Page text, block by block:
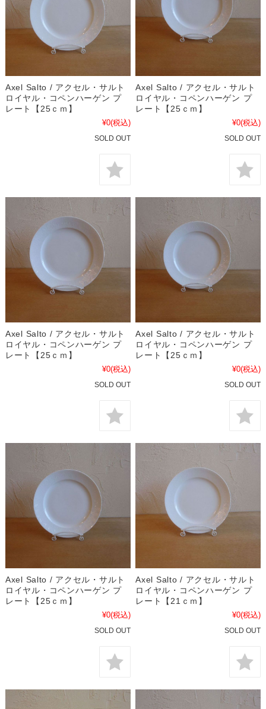
Axel Salto / アクセル・サルト
ロイヤル・コペンハーゲン プ
レート【25ｃｍ】
¥0(税込)
SOLD OUT
Axel Salto / アクセル・サルト
ロイヤル・コペンハーゲン プ
レート【25ｃｍ】
¥0(税込)
SOLD OUT
Axel Salto / アクセル・サルト
ロイヤル・コペンハーゲン プ
レート【25ｃｍ】
¥0(税込)
SOLD OUT
Axel Salto / アクセル・サルト
ロイヤル・コペンハーゲン プ
レート【25ｃｍ】
¥0(税込)
SOLD OUT
Axel Salto / アクセル・サルト
ロイヤル・コペンハーゲン プ
レート【25ｃｍ】
¥0(税込)
SOLD OUT
Axel Salto / アクセル・サルト
ロイヤル・コペンハーゲン プ
レート【21ｃｍ】
¥0(税込)
SOLD OUT